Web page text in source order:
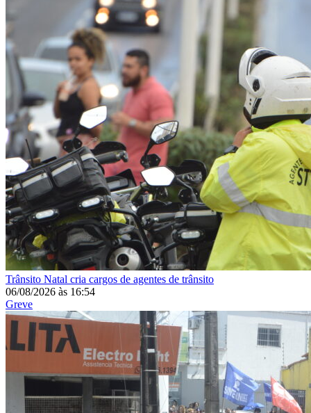
Trânsito Natal cria cargos de agentes de trânsito
06/08/2026 às 16:54
Greve